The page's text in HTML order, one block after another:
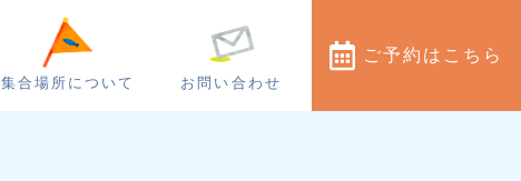
集合場所について お問い合わせ
ご予約 はこちら